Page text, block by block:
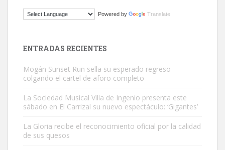
El ayuntamiento se va a llevar a Los Gatos callejeros de la zona los
Este gato macho ha aparecido en la calle hace menos de un mes,
Powered by Translate
ENTRADAS RECIENTES
Mogán Sunset Run sella su esperado regreso
colgando el cartel de aforo completo
La Sociedad Musical Villa de Ingenio presenta este
sábado en El Carrizal su nuevo espectáculo: ‘Gigantes’
La Gloria recibe el reconocimiento oficial por la calidad
de sus quesos